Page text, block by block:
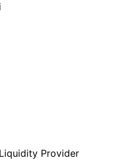
Provider